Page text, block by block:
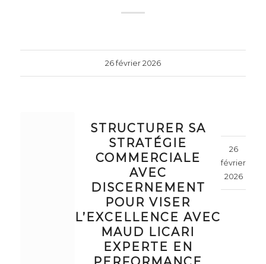
26 février 2026
STRUCTURER SA
STRATÉGIE
COMMERCIALE
AVEC
DISCERNEMENT
POUR VISER
L’EXCELLENCE AVEC
MAUD LICARI
EXPERTE EN
26
février
2026